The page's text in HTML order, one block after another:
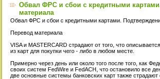
Обвал ФРС и сбои с кредитными
материала
Обвал ФРС и сбои с кредитными картами.
Перевод материала
VISA и MASTERCARD страдают от того, что
из карт для покупки чего - либо в любом месте.
Примерно через день или около того после того, как
своих систем FedWire и FedACH, что остановило все
две основные системы банковских карт также страдают